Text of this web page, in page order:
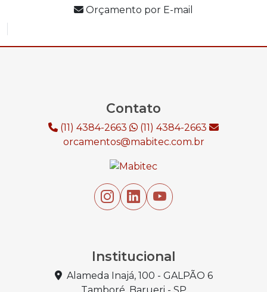
Orçamento por E-mail
Contato
(11) 4384-2663
(11) 4384-2663
orcamentos@mabitec.com.br
Institucional
Alameda Inajá, 100 - GALPÃO 6